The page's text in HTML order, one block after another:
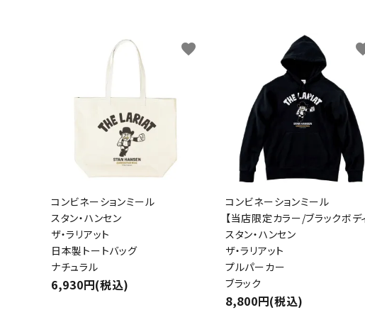
コンビネーションミール
スタン・ハンセン
ザ・ラリアット
日本製トートバッグ
ナチュラル
6,930円(税込)
favorite
コンビネーションミール
【当店限定カラー/ブラックボデ
スタン・ハンセン
ザ・ラリアット
プルパーカー
ブラック
8,800円(税込)